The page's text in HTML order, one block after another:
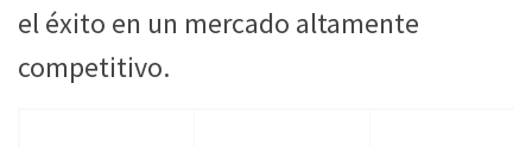
el éxito en un mercado altamente
competitivo.